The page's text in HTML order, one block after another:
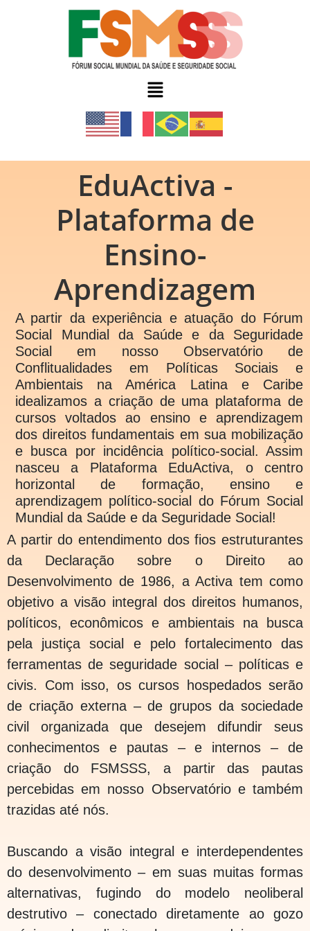
EduActiva -
Plataforma de
Ensino-
Aprendizagem
A partir da experiência e atuação do Fórum
Social Mundial da Saúde e da Seguridade
Social em nosso Observatório de
Conflitualidades em Políticas Sociais e
Ambientais na América Latina e Caribe
idealizamos a criação de uma plataforma de
cursos voltados ao ensino e aprendizagem
dos direitos fundamentais em sua mobilização
e busca por incidência político-social. Assim
nasceu a Plataforma EduActiva, o centro
horizontal de formação, ensino e
aprendizagem político-social do Fórum Social
Mundial da Saúde e da Seguridade Social!
A partir do entendimento dos fios estruturantes
da Declaração sobre o Direito ao
Desenvolvimento de 1986, a Activa tem como
objetivo a visão integral dos direitos humanos,
políticos, econômicos e ambientais na busca
pela justiça social e pelo fortalecimento das
ferramentas de seguridade social – políticas e
civis. Com isso, os cursos hospedados serão
de criação externa – de grupos da sociedade
civil organizada que desejem difundir seus
conhecimentos e pautas – e internos – de
criação do FSMSSS, a partir das pautas
percebidas em nosso Observatório e também
trazidas até nós.
Buscando a visão integral e interdependentes
do desenvolvimento – em suas muitas formas
alternativas, fugindo do modelo neoliberal
destrutivo – conectado diretamente ao gozo